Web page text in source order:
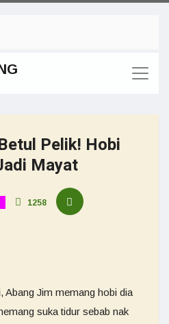
Pelik! Hobi
Mayat
1258
Abang Jim memang hobi dia
suka tidur sebab nak